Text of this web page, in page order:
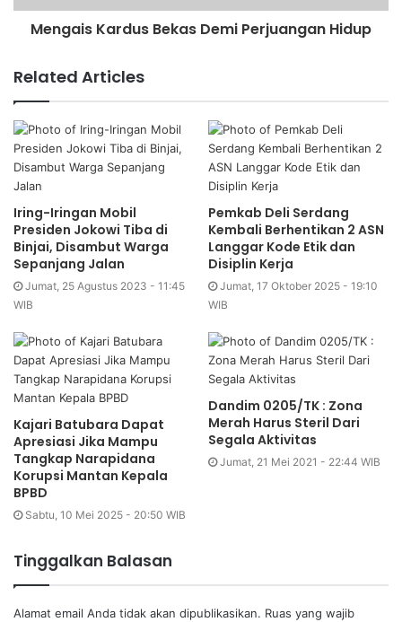
Mengais Kardus Bekas Demi Perjuangan Hidup
Related Articles
Iring-Iringan Mobil
Presiden Jokowi Tiba di
Binjai, Disambut Warga
Sepanjang Jalan
Jumat, 25 Agustus 2023 - 11:45
WIB
Pemkab Deli Serdang
Kembali Berhentikan 2 ASN
Langgar Kode Etik dan
Disiplin Kerja
Jumat, 17 Oktober 2025 - 19:10
WIB
Kajari Batubara Dapat
Apresiasi Jika Mampu
Tangkap Narapidana
Korupsi Mantan Kepala
BPBD
Sabtu, 10 Mei 2025 - 20:50 WIB
Dandim 0205/TK : Zona
Merah Harus Steril Dari
Segala Aktivitas
Jumat, 21 Mei 2021 - 22:44 WIB
Tinggalkan Balasan
Alamat email Anda tidak akan dipublikasikan. Ruas yang wajib